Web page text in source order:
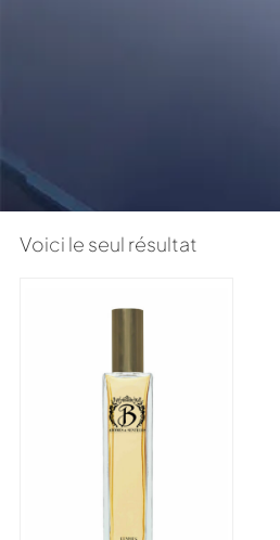
Voici le seul résultat